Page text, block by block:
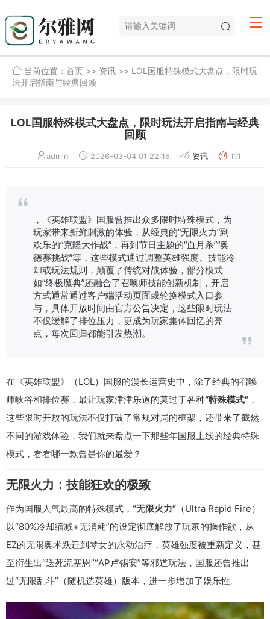
当前位置： 首页 >> 资讯 >> LOL国服特殊模式大盘点，限时玩
法开启指南与经典回顾
LOL国服特殊模式大盘点，限时玩法开启指南与经典
回顾
admin 2026-03-04 01:22:16 资讯 111
，《英雄联盟》国服曾推出众多限时特殊模式，为
玩家带来新鲜刺激的体验，从经典的“无限火力”到
欢乐的“克隆大作战”，再到节日主题的“血月杀”“奥
德赛挑战”等，这些模式通过调整英雄强度、技能冷
却或玩法规则，颠覆了传统对战体验，部分模式
如“终极魔典”还融合了召唤师技能创新机制，开启
方式通常通过客户端活动页面或轮换模式入口参
与，具体开放时间由官方公告决定，这些限时玩法
不仅缓解了排位压力，更成为玩家集体回忆的亮
点，每次回归都能引发热潮。
在《英雄联盟》（LOL）国服的漫长运营史中，除了经典的召唤
师峡谷和排位赛，最让玩家津津乐道的莫过于各种“特殊模式” ，
这些限时开放的玩法不仅打破了常规对局的框架，还带来了截然
不同的游戏体验，我们就来盘点一下那些年国服上线的经典特殊
模式，看看哪一款曾是你的最爱？
无限火力：技能狂欢的极致
作为国服人气最高的特殊模式， “无限火力” （Ultra Rapid Fire）
以“80%冷却缩减+无消耗”的设定彻底解放了玩家的操作欲，从
EZ的无限奥术跃迁到琴女的永动治疗，英雄强度被重新定义，甚
至衍生出“送死流塞恩”“AP卢锡安”等邪道玩法，国服还曾推出
过“无限乱斗”（随机选英雄）版本，进一步增加了娱乐性。